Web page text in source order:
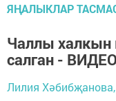
ЯҢАЛЫКЛАР
Чаллы халкын
салган - ВИДЕО
Лилия Хәбибҗанова,